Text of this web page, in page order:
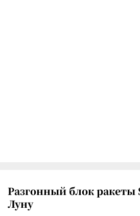
Разгонный блок ракеты
Луну